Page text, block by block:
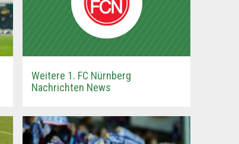
Weitere 1. FC Nürnberg
Nachrichten News